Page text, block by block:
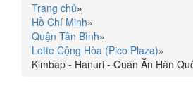
Trang chủ»
Hồ Chí Minh»
Quận Tân Bình»
Lotte Cộng Hòa (Pico Plaza)»
Kimbap - Hanuri - Quán Ăn Hàn